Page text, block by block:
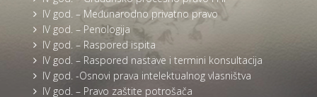
IV god. – Međunarodno privatno pravo
IV god. – Penologija
IV god. – Raspored ispita
IV god. – Raspored nastave i termini konsultacija
IV god. -Osnovi prava intelektualnog vlasništva
IV god. – Pravo zaštite potrošača